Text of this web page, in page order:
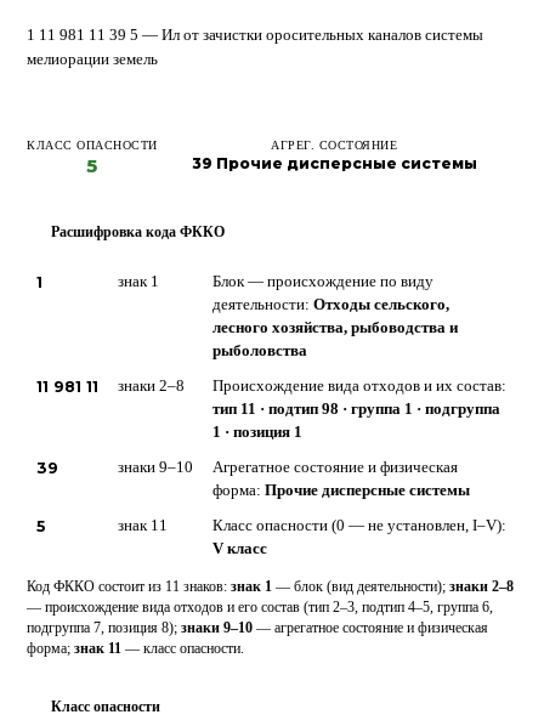
1 11 981 11 39 5 — Ил от зачистки оросительных каналов системы
мелиорации земель
КЛАСС ОПАСНОСТИ
5
АГРЕГ. СОСТОЯНИЕ
39 Прочие дисперсные системы
Расшифровка кода ФККО
1 знак 1
Блок — происхождение по виду
деятельности: Отходы сельского,
лесного хозяйства, рыбоводства и
рыболовства
11 981 11 знаки 2–8
Происхождение вида отходов и их состав:
тип 11 · подтип 98 · группа 1 · подгруппа
1 · позиция 1
39 знаки 9–10
Агрегатное состояние и физическая
форма: Прочие дисперсные системы
5 знак 11
Класс опасности (0 — не установлен, I–V):
V класс
Код ФККО состоит из 11 знаков: знак 1 — блок (вид деятельности); знаки 2–8
— происхождение вида отходов и его состав (тип 2–3, подтип 4–5, группа 6,
подгруппа 7, позиция 8); знаки 9–10 — агрегатное состояние и физическая
форма; знак 11 — класс опасности.
Класс опасности